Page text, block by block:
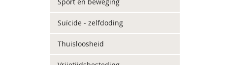
Suïcide - zelfdoding
Thuisloosheid